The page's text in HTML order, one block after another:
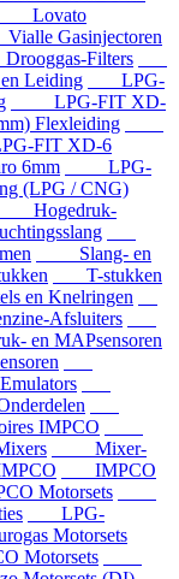
Lovato
Gasinjectoren
Filters
Leiding
LPG-
LPG-FIT XD-
Flexleiding
FIT XD-6
6mm
LPG-
(LPG / CNG)
Hogedruk-
Slang- en
T-stukken
en Knelringen
Afsluiters
MAPsensoren
IMPCO
Mixer-
IMPCO
Motorsets
LPG-
Motorsets